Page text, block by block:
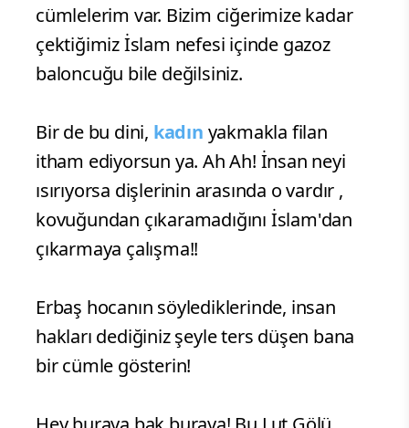
cümlelerim var. Bizim ciğerimize kadar
çektiğimiz İslam nefesi içinde gazoz
baloncuğu bile değilsiniz.
Bir de bu dini, kadın yakmakla filan
itham ediyorsun ya. Ah Ah! İnsan neyi
ısırıyorsa dişlerinin arasında o vardır ,
kovuğundan çıkaramadığını İslam'dan
çıkarmaya çalışma!!
Erbaş hocanın söylediklerinde, insan
hakları dediğiniz şeyle ters düşen bana
bir cümle gösterin!